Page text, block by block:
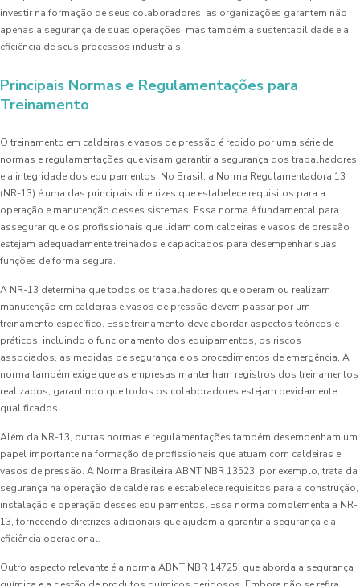
investir na formação de seus colaboradores, as organizações garantem não
apenas a segurança de suas operações, mas também a sustentabilidade e a
eficiência de seus processos industriais.
Principais Normas e Regulamentações para
Treinamento
O treinamento em caldeiras e vasos de pressão é regido por uma série de
normas e regulamentações que visam garantir a segurança dos trabalhadores
e a integridade dos equipamentos. No Brasil, a Norma Regulamentadora 13
(NR-13) é uma das principais diretrizes que estabelece requisitos para a
operação e manutenção desses sistemas. Essa norma é fundamental para
assegurar que os profissionais que lidam com caldeiras e vasos de pressão
estejam adequadamente treinados e capacitados para desempenhar suas
funções de forma segura.
A NR-13 determina que todos os trabalhadores que operam ou realizam
manutenção em caldeiras e vasos de pressão devem passar por um
treinamento específico. Esse treinamento deve abordar aspectos teóricos e
práticos, incluindo o funcionamento dos equipamentos, os riscos
associados, as medidas de segurança e os procedimentos de emergência. A
norma também exige que as empresas mantenham registros dos treinamentos
realizados, garantindo que todos os colaboradores estejam devidamente
qualificados.
Além da NR-13, outras normas e regulamentações também desempenham um
papel importante na formação de profissionais que atuam com caldeiras e
vasos de pressão. A Norma Brasileira ABNT NBR 13523, por exemplo, trata da
segurança na operação de caldeiras e estabelece requisitos para a construção,
instalação e operação desses equipamentos. Essa norma complementa a NR-
13, fornecendo diretrizes adicionais que ajudam a garantir a segurança e a
eficiência operacional.
Outro aspecto relevante é a norma ABNT NBR 14725, que aborda a segurança